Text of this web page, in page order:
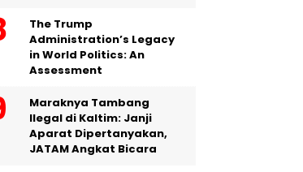
The Trump
Administration’s Legacy
in World Politics: An
Assessment
Maraknya Tambang
Ilegal di Kaltim: Janji
Aparat Dipertanyakan,
JATAM Angkat Bicara